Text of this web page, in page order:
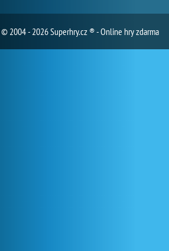
© 2004 - 2026 Superhry.cz ® - Online hry zdarma